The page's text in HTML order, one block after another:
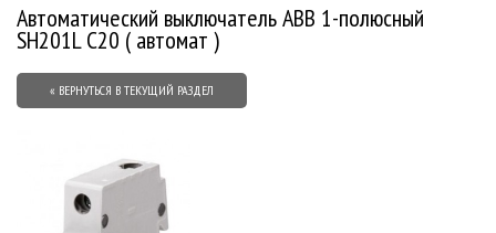
Автоматический выключатель ABB 1-полюсный
SH201L C20 ( автомат )
« ВЕРНУТЬСЯ В ТЕКУЩИЙ РАЗДЕЛ